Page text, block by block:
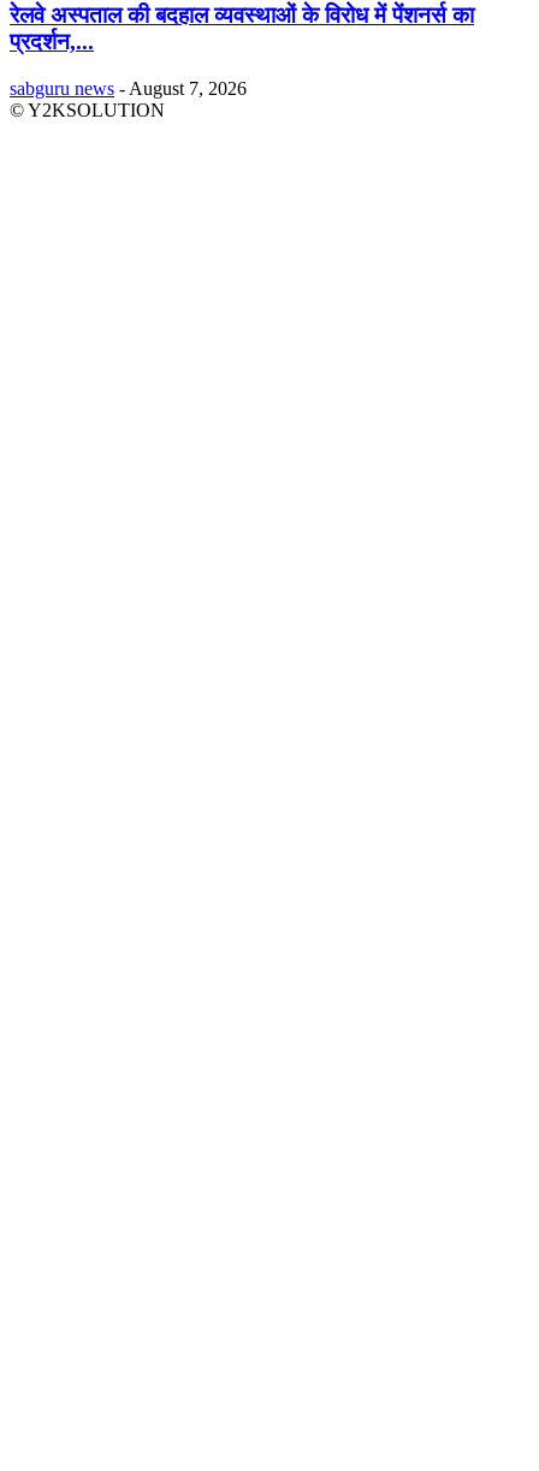
रेलवे अस्पताल की बदहाल व्यवस्थाओं के विरोध में पेंशनर्स का
प्रदर्शन,...
sabguru news - August 7, 2026
© Y2KSOLUTION